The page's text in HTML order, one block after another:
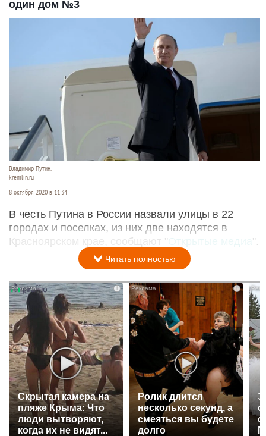
один дом №3
Владимир Путин.
kremlin.ru
8 октября 2020 в 11:34
В честь Путина в России назвали улицы в 22
городах и поселках, из них две находятся в
Красноярском крае, сообщают " Открытые медиа ".
Читать полностью
i
Скрытая камера на
пляже Крыма: Что
люди вытворяют,
когда их не видят...
Ролик длится
несколько секунд, а
смеяться вы будете
долго